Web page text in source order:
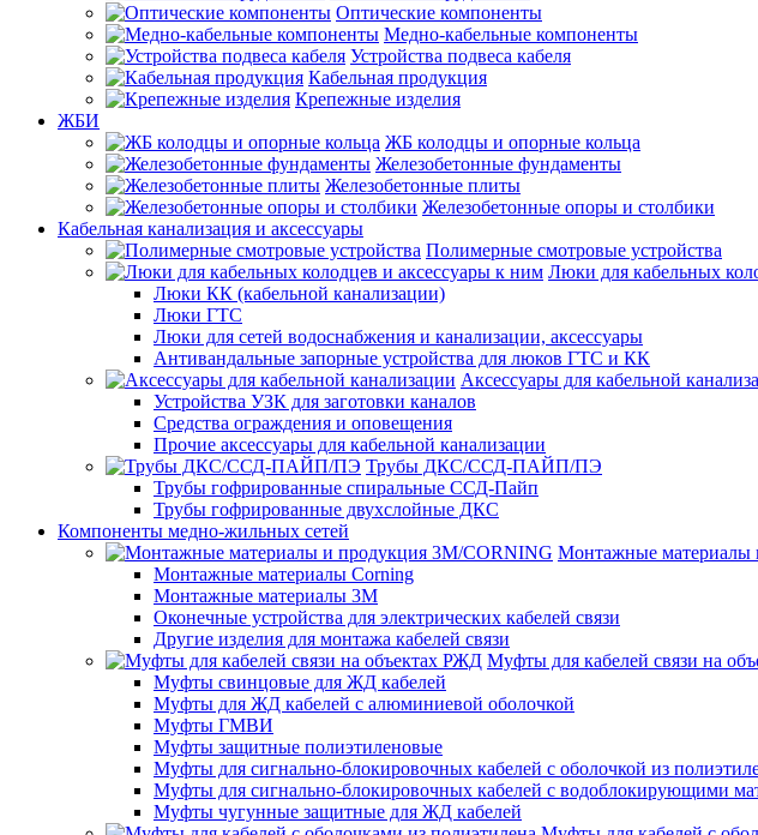
Оптические компоненты
Медно-кабельные компоненты
Устройства подвеса кабеля
Кабельная продукция
Крепежные изделия
ЖБИ
ЖБ колодцы и опорные кольца
Железобетонные фундаменты
Железобетонные плиты
Железобетонные опоры и столбики
Кабельная канализация и аксессуары
Полимерные смотровые устройства
Люки для кабельных
Люки КК (кабельной канализации)
Люки ГТС
Люки для сетей водоснабжения и канализации, аксессуары
Антивандальные запорные устройства для люков ГТС и КК
Аксессуары для кабельной
Устройства УЗК для заготовки каналов
Средства ограждения и оповещения
Прочие аксессуары для кабельной канализации
Трубы ДКС/ССД-ПАЙП/ПЭ
Трубы гофрированные спиральные ССД-Пайп
Трубы гофрированные двухслойные ДКС
Компоненты медно-жильных сетей
Монтажные материалы
Монтажные материалы Corning
Монтажные материалы 3M
Оконечные устройства для электрических кабелей связи
Другие изделия для монтажа кабелей связи
Муфты для кабелей связи на
Муфты свинцовые для ЖД кабелей
Муфты для ЖД кабелей с алюминиевой оболочкой
Муфты ГМВИ
Муфты защитные полиэтиленовые
Муфты для сигнально-блокировочных кабелей с оболочкой из
Муфты для сигнально-блокировочных кабелей с водоблокирующими
Муфты чугунные защитные для ЖД кабелей